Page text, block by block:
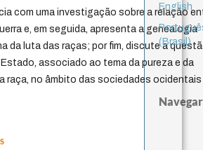
com uma investigação sobre a relação
e, em seguida, apresenta a genealogia
da luta das raças; por fim, discute a
associado ao tema da pureza e da
raça, no âmbito das sociedades ocidentais
English
(Brasil)
Navegar